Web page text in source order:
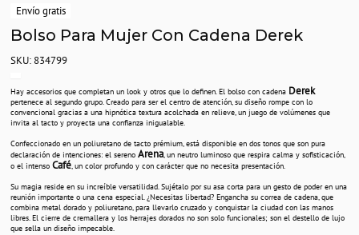
Envío gratis
Bolso Para Mujer Con Cadena Derek
SKU: 834799
Hay accesorios que completan un look y otros que lo definen. El bolso con cadena Derek
pertenece al segundo grupo. Creado para ser el centro de atención, su diseño rompe con lo
convencional gracias a una hipnótica textura acolchada en relieve, un juego de volúmenes que
invita al tacto y proyecta una confianza inigualable.
Confeccionado en un poliuretano de tacto prémium, está disponible en dos tonos que son pura
declaración de intenciones: el sereno Arena, un neutro luminoso que respira calma y sofisticación,
o el intenso Café, un color profundo y con carácter que no necesita presentación.
Su magia reside en su increíble versatilidad. Sujétalo por su asa corta para un gesto de poder en una
reunión importante o una cena especial. ¿Necesitas libertad? Engancha su correa de cadena, que
combina metal dorado y poliuretano, para llevarlo cruzado y conquistar la ciudad con las manos
libres. El cierre de cremallera y los herrajes dorados no son solo funcionales; son el destello de lujo
que sella un diseño impecable.